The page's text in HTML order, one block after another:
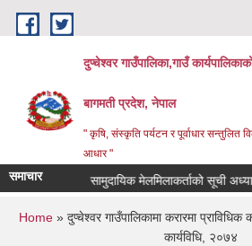
Skip to main content
दुप्चेश्वर गाउँपालिका,गाउँ
बागमती प्रदेश, नेपाल
" कृषि, संस्कृति पर्यटन र पूर्वाधार सन्तुलित
आधार "
समाचार
सूचना। सामुदायिक मेलमिलाकर्ताको सूची
You are here
Home » दुप्चेश्वर गाउँपालिकामा करारमा प्राविधिक
कार्यविधि, २०७४